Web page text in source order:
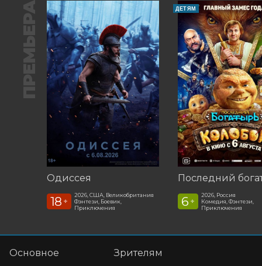
ПРЕМЬЕРА
Одиссея
18 +
2026, США, Великобритания
Фэнтези, Боевик,
Приключения
ДЕТЯМ
6 +
2026, Россия
Комедия, Фэнтези,
Приключения
Основное
Зрителям